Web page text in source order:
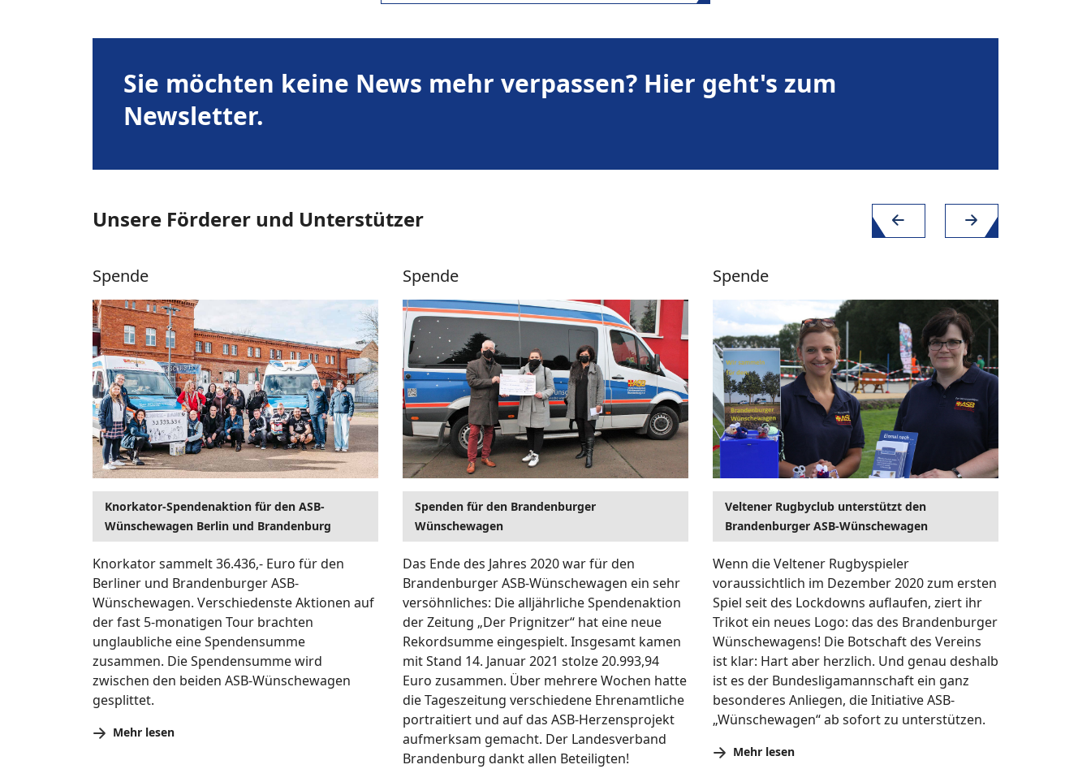
Sie möchten keine News mehr verpassen? Hier geht's zum
Newsletter.
Unsere Förderer und Unterstützer
Spende
Knorkator-Spendenaktion für den ASB-
Wünschewagen Berlin und Brandenburg
Knorkator sammelt 36.436,- Euro für den
Berliner und Brandenburger ASB-
Wünschewagen. Verschiedenste Aktionen auf
der fast 5-monatigen Tour brachten
unglaubliche eine Spendensumme
zusammen. Die Spendensumme wird
zwischen den beiden ASB-Wünschewagen
gesplittet.
Mehr lesen
Spende
Spenden für den Brandenburger
Wünschewagen
Das Ende des Jahres 2020 war für den
Brandenburger ASB-Wünschewagen ein sehr
versöhnliches: Die alljährliche Spendenaktion
der Zeitung „Der Prignitzer“ hat eine neue
Rekordsumme eingespielt. Insgesamt kamen
mit Stand 14. Januar 2021 stolze 20.993,94
Euro zusammen. Über mehrere Wochen hatte
die Tageszeitung verschiedene Ehrenamtliche
portraitiert und auf das ASB-Herzensprojekt
aufmerksam gemacht. Der Landesverband
Brandenburg dankt allen Beteiligten!
Spende
Veltener Rugbyclub unterstützt den
Brandenburger ASB-Wünschewagen
Wenn die Veltener Rugbyspieler
voraussichtlich im Dezember 2020 zum ersten
Spiel seit des Lockdowns auflaufen, ziert ihr
Trikot ein neues Logo: das des Brandenburger
Wünschewagens! Die Botschaft des Vereins
ist klar: Hart aber herzlich. Und genau deshalb
ist es der Bundesligamannschaft ein ganz
besonderes Anliegen, die Initiative ASB-
„Wünschewagen“ ab sofort zu unterstützen.
Mehr lesen